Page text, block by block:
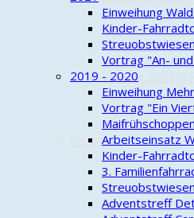
Erkundungsfahrt
1.
Erweiterung
Neues
Vortrag DGH in
Kurs
Vortrag
bis 2014
Maifest 2011
Drachenfest
Schützenfest
Einweihung
Kinder-
Vortrag "An-
2019 - 2020
Einweihung
Vortrag "Ein
Arbeitseinsatz
Kinder-
3.
Adventstreff